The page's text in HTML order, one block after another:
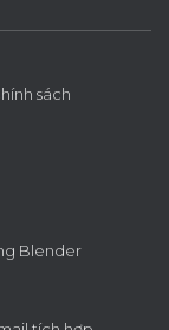
sách
Blender